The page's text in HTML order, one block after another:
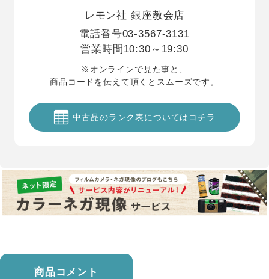
レモン社 銀座教会店
電話番号03-3567-3131
営業時間 10:30～19:30
※オンラインで見た事と、
商品コードを伝えて頂くとスムーズです。
中古品のランク表についてはコチラ
商品コメント